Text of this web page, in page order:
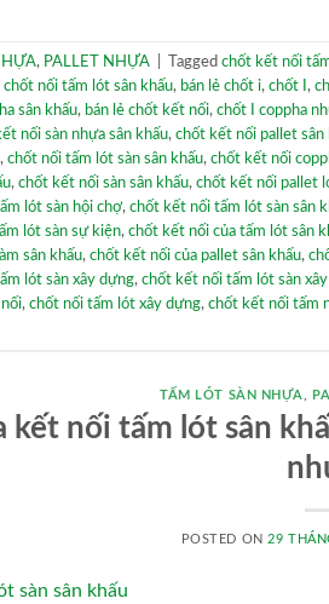
, PALLET NHỰA Tagged chốt kết nối
chốt nối tấm lót sân khấu, bán lẻ chốt i, chốt I ,
sân khấu, bán lẻ chốt kết nối, chốt I coppha
nối sàn nhựa sân khấu, chốt kết nối pallet sân
, chốt nối tấm lót sàn sân khấu, chốt kết nối
, chốt kết nối sàn sân khấu, chốt kết nối pallet
lót sàn hội chợ, chốt kết nối tấm lót sàn sân
lót sàn sự kiện, chốt kết nối của tấm lót sân
sân khấu, chốt kết nối của pallet sân khấu,
lót sàn xây dựng, chốt kết nối tấm lót sàn
, chốt nối tấm lót xây dựng, chốt kết nối tấm
TẤM LÓT SÀN NHỰA
kết nối tấm lót sân
POSTED ON29